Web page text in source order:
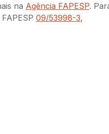
na Agência FAPESP.
09/53998-3,